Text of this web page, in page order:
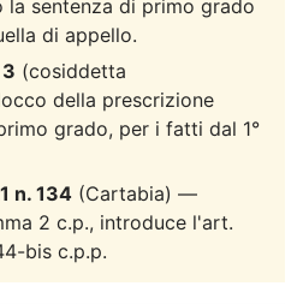
la sentenza di primo grado
di appello.
(cosiddetta
della prescrizione
grado, per i fatti dal 1°
n. 134 (Cartabia) —
2 c.p., introduce l'art.
bis c.p.p.